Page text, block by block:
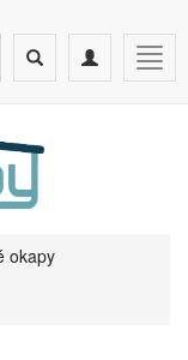
Toggle
navigation
Toggle
search
okapy